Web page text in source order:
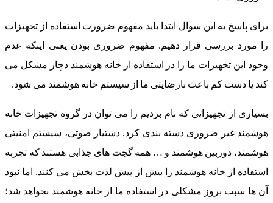
برای پاسخ به این سوال ابتدا باید مفهوم ضرورت استفاده از تجهیزات
را مورد بررسی قرار دهیم. مفهوم ضروری بودن یعنی اینکه عدم
وجود این تجهیزات ما را در استفاده از خانه هوشمند دچار مشکل می
کند یا دست کم باعث نارضایتی ما از سیستم خانه هوشمند می شود.
بسیاری از تجهیزاتی که نام بردیم را می توان در گروه تجهیزات خانه
هوشمند غیر ضروری دسته بندی کرد. دستیار صوتی، سیستم امنیتی
هوشمند، دوربین هوشمند و … همه گجت های جذابی هستند که تجربه
استفاده از خانه هوشمند را بیش از پیش لذت بخش می کنند. اما نبود
آن ها سبب بروز مشکلی در استفاده ما از خانه هوشمند نخواهد شد؛